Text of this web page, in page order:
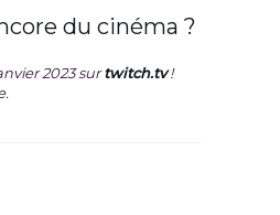
du cinéma ?
2023 surtwitch.tv !
.